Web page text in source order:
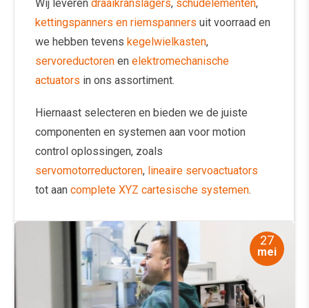
Wij leveren draaikranslagers, schudelementen,
kettingspanners en riemspanners uit voorraad en
we hebben tevens kegelwielkasten,
servoreductoren en elektromechanische
actuators in ons assortiment.
Hiernaast selecteren en bieden we de juiste
componenten en systemen aan voor motion
control oplossingen, zoals
servomotorreductoren, lineaire servoactuators
tot aan complete XYZ cartesische systemen.
27
mei